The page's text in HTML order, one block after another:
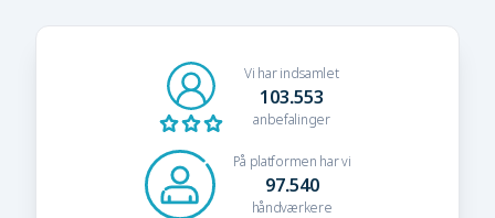
Vi har indsamlet
103.553
anbefalinger
På platformen har vi
97.540
håndværkere